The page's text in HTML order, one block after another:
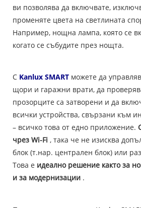
ви позволява да включвате,
променяте цвета на светлината
Например, нощна лампа, която се
когато се събудите през нощта.
С Kanlux SMART можете да
щори и гаражни врати, да
прозорците са затворени и да
всички устройства, свързани към
– всичко това от едно приложение.
чрез Wi-Fi , така че не изисква
блок (т.нар. централен блок) или
Това е идеално решение както за
и за модернизации .